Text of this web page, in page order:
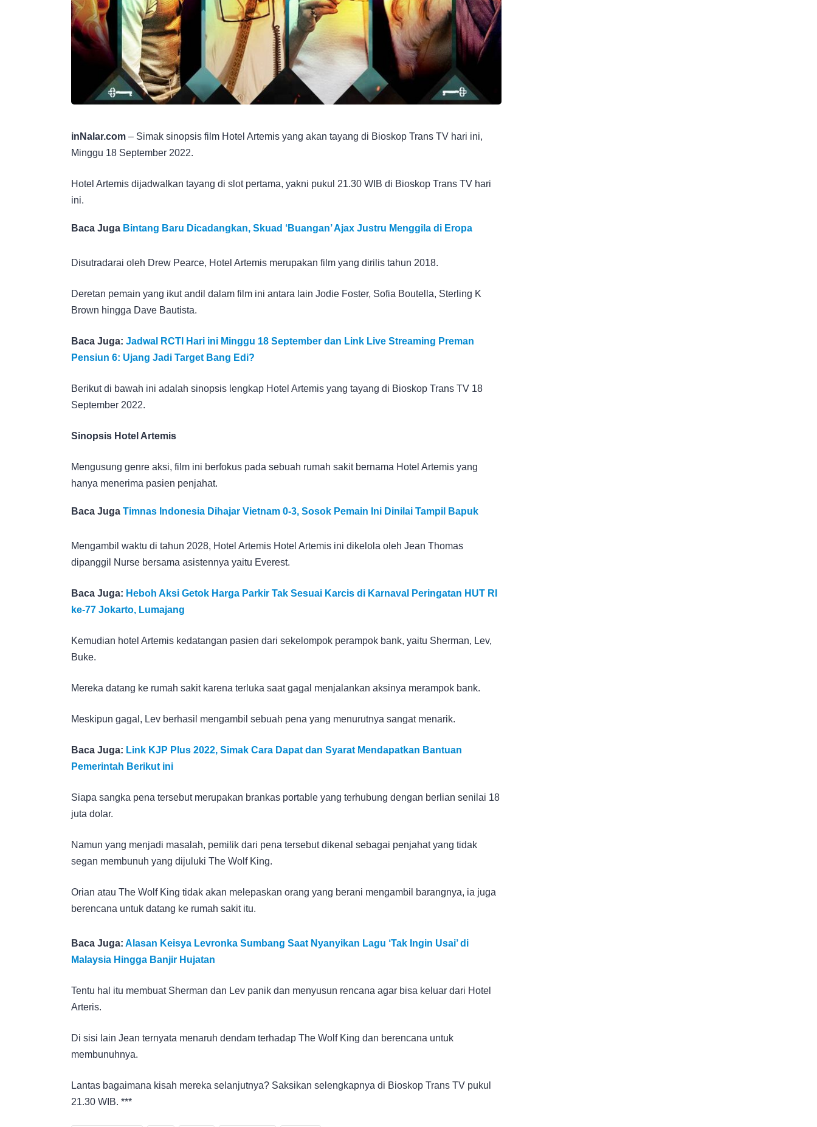
inNalar.com – Simak sinopsis film Hotel Artemis yang akan tayang di Bioskop Trans TV hari ini,
Minggu 18 September 2022.
Hotel Artemis dijadwalkan tayang di slot pertama, yakni pukul 21.30 WIB di Bioskop Trans TV hari
ini.
Baca Juga Bintang Baru Dicadangkan, Skuad ‘Buangan’ Ajax Justru Menggila di Eropa
Disutradarai oleh Drew Pearce, Hotel Artemis merupakan film yang dirilis tahun 2018.
Deretan pemain yang ikut andil dalam film ini antara lain Jodie Foster, Sofia Boutella, Sterling K
Brown hingga Dave Bautista.
Baca Juga: Jadwal RCTI Hari ini Minggu 18 September dan Link Live Streaming Preman
Pensiun 6: Ujang Jadi Target Bang Edi?
Berikut di bawah ini adalah sinopsis lengkap Hotel Artemis yang tayang di Bioskop Trans TV 18
September 2022.
Sinopsis Hotel Artemis
Mengusung genre aksi, film ini berfokus pada sebuah rumah sakit bernama Hotel Artemis yang
hanya menerima pasien penjahat.
Baca Juga Timnas Indonesia Dihajar Vietnam 0-3, Sosok Pemain Ini Dinilai Tampil Bapuk
Mengambil waktu di tahun 2028, Hotel Artemis Hotel Artemis ini dikelola oleh Jean Thomas
dipanggil Nurse bersama asistennya yaitu Everest.
Baca Juga: Heboh Aksi Getok Harga Parkir Tak Sesuai Karcis di Karnaval Peringatan HUT RI
ke-77 Jokarto, Lumajang
Kemudian hotel Artemis kedatangan pasien dari sekelompok perampok bank, yaitu Sherman, Lev,
Buke.
Mereka datang ke rumah sakit karena terluka saat gagal menjalankan aksinya merampok bank.
Meskipun gagal, Lev berhasil mengambil sebuah pena yang menurutnya sangat menarik.
Baca Juga: Link KJP Plus 2022, Simak Cara Dapat dan Syarat Mendapatkan Bantuan
Pemerintah Berikut ini
Siapa sangka pena tersebut merupakan brankas portable yang terhubung dengan berlian senilai 18
juta dolar.
Namun yang menjadi masalah, pemilik dari pena tersebut dikenal sebagai penjahat yang tidak
segan membunuh yang dijuluki The Wolf King.
Orian atau The Wolf King tidak akan melepaskan orang yang berani mengambil barangnya, ia juga
berencana untuk datang ke rumah sakit itu.
Baca Juga: Alasan Keisya Levronka Sumbang Saat Nyanyikan Lagu ‘Tak Ingin Usai’ di
Malaysia Hingga Banjir Hujatan
Tentu hal itu membuat Sherman dan Lev panik dan menyusun rencana agar bisa keluar dari Hotel
Arteris.
Di sisi lain Jean ternyata menaruh dendam terhadap The Wolf King dan berencana untuk
membunuhnya.
Lantas bagaimana kisah mereka selanjutnya? Saksikan selengkapnya di Bioskop Trans TV pukul
21.30 WIB. ***